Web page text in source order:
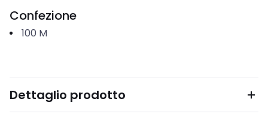
Confezione
100 M
Dettaglio prodotto